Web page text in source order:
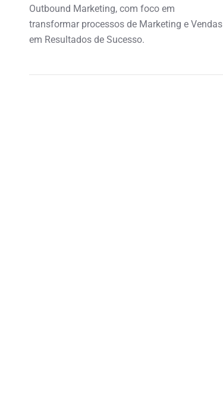
Outbound Marketing, com foco em
transformar processos de Marketing e Vendas
em Resultados de Sucesso.